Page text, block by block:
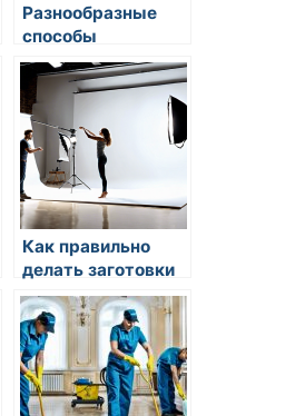
Разнообразные
способы
обработки
продуктов
Как правильно
делать заготовки
на зиму